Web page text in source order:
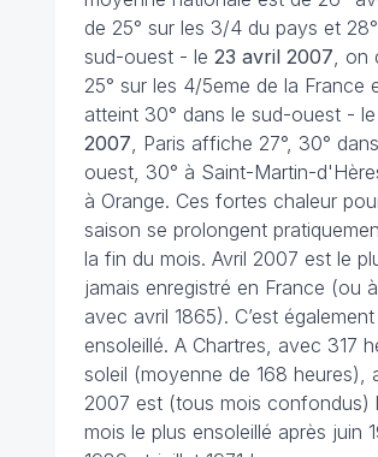
de 25° sur les 3/4 du pays et
sud-ouest - le 23 avril 2007, on
25° sur les 4/5eme de la France
atteint 30° dans le sud-ouest - le
2007, Paris affiche 27°, 30°
ouest, 30° à Saint-Martin-
à Orange. Ces fortes chaleur
saison se prolongent
la fin du mois. Avril 2007 est le
jamais enregistré en France (ou
avec avril 1865). C’est
ensoleillé. A Chartres, avec 317
soleil (moyenne de 168 heures),
2007 est (tous mois confondus)
mois le plus ensoleillé après juin